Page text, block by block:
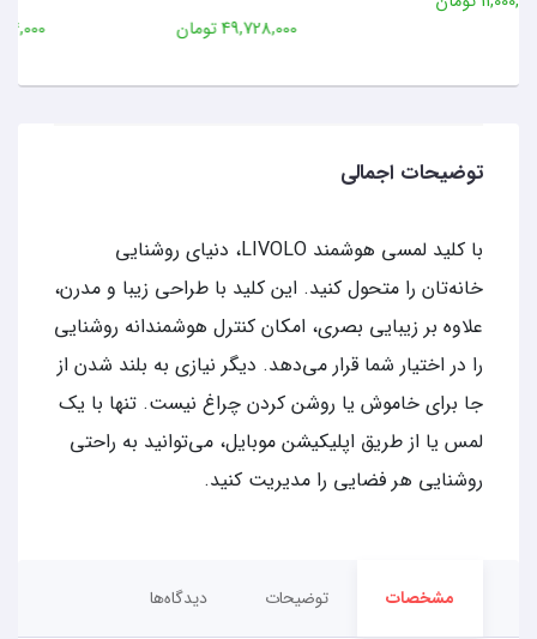
55,104,000 تومان
توضیحات اجمالی
با کلید لمسی هوشمند LIVOLO، دنیای روشنایی
خانه‌تان را متحول کنید. این کلید با طراحی زیبا و مدرن،
علاوه بر زیبایی بصری، امکان کنترل هوشمندانه روشنایی
را در اختیار شما قرار می‌دهد. دیگر نیازی به بلند شدن از
جا برای خاموش یا روشن کردن چراغ نیست. تنها با یک
لمس یا از طریق اپلیکیشن موبایل، می‌توانید به راحتی
روشنایی هر فضایی را مدیریت کنید.
مشخصات توضیحات دیدگاه‌ها